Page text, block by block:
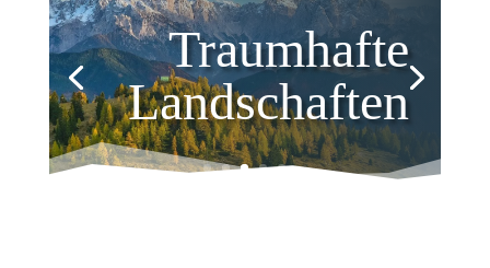
Traumhafte
Landschaften